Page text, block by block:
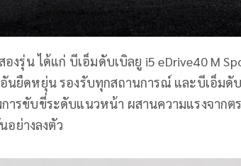
องรุ่น ได้แก่ บีเอ็มดับเบิลยู i5 eDrive40 M
ยืดหยุ่น รองรับทุกสถานการณ์ และบีเอ็มดับ
รขับขี่ระดับแนวหน้า ผสานความแรงจากต
อย่างลงตัว